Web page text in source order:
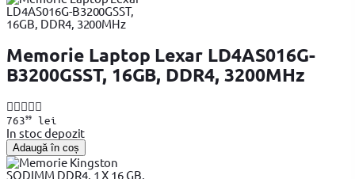
Memorie Laptop Lexar LD4AS016G-
B3200GSST, 16GB, DDR4, 3200MHz
76399lei
In stoc depozit
Adaugă în coș